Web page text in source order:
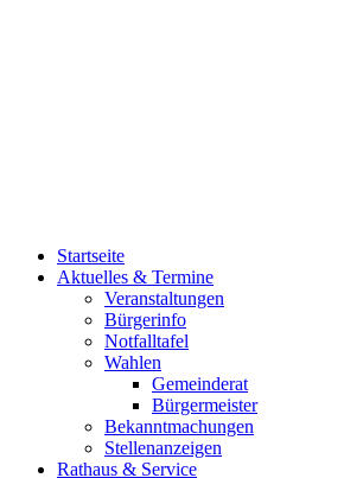
Startseite
Aktuelles & Termine
Veranstaltungen
Bürgerinfo
Notfalltafel
Wahlen
Gemeinderat
Bürgermeister
Bekanntmachungen
Stellenanzeigen
Rathaus & Service